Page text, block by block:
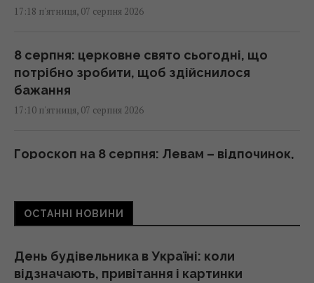
17:18 п'ятниця, 07 серпня 2026
8 серпня: церковне свято сьогодні, що
потрібно зробити, щоб здійснилося
бажання
17:10 п'ятниця, 07 серпня 2026
Гороскоп на 8 серпня: Левам – відпочинок,
український аналог Patriot: аналітики
розповіли
ОСТАННІ НОВИНИ
День будівельника в Україні: коли
відзначають, привітання і картинки